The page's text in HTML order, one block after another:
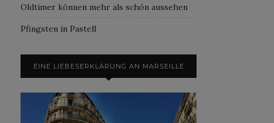
Oldtimer können mehr als schön aussehen
Pfingsten in Pastell
EINE LIEBESERKLÄRUNG AN MARSEILLE